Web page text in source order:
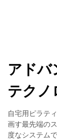
アドバ
テクノ
自宅用ピラテ
画す最先端の
度なシステム